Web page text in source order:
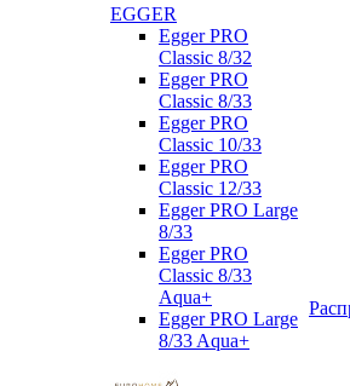
EGGER
Egger PRO
Classic 8/32
Egger PRO
Classic 8/33
Egger PRO
Classic 10/33
Egger PRO
Classic 12/33
Egger PRO Large
8/33
Egger PRO
Classic 8/33
Aqua+
Egger PRO Large
8/33 Aqua+